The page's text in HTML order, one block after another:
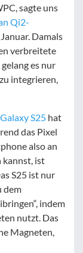
sagte uns
Qi2-
Damals
verbreitete
es nur
integrieren,
S25 hat
das Pixel
also an
kannst, ist
S25 ist nur
dem
indem
nutzt. Das
Magneten,